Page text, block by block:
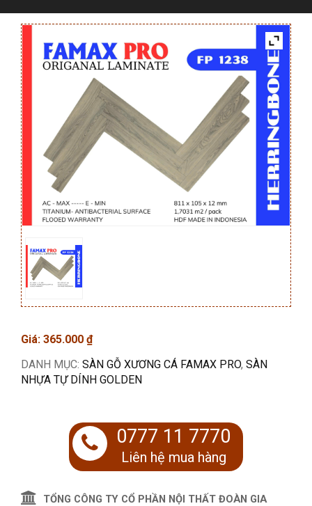
Giá: 365.000 ₫
DANH MỤC: SÀN GỖ XƯƠNG CÁ FAMAX PRO, SÀN
NHỰA TỰ DÍNH GOLDEN
0777 11 7770
Liên hệ mua hàng
TỔNG CÔNG TY CỔ PHẦN NỘI THẤT ĐOÀN GIA